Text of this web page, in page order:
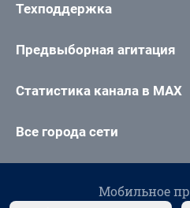
Техподдержка
Предвыборная агитация
Статистика канала в MAX
Все города сети
Мобильное